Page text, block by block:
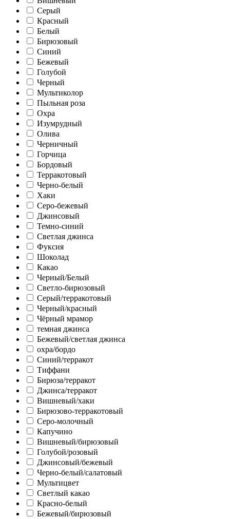
Серый
Красный
Белый
Бирюзовый
Синий
Бежевый
Голубой
Черный
Мультиколор
Пыльная роза
Охра
Изумрудный
Олива
Черничный
Горчица
Бордовый
Терракотовый
Черно-белый
Хаки
Серо-бежевый
Джинсовый
Темно-синий
Светлая джинса
Фуксия
Шоколад
Какао
Черный/Белый
Светло-бирюзовый
Серый/терракотовый
Черный/красный
Чёрный мрамор
темная джинса
Бежевый/светлая джинса
охра/бордо
Синий/терракот
Тиффани
Бирюза/терракот
Джинса/терракот
Вишневый/хаки
Бирюзово-терракотовый
Серо-молочный
Капучино
Вишневый/бирюзовый
Голубой/розовый
Джинсовый/бежевый
Черно-белый/салатовый
Мультицвет
Светлый какао
Красно-белый
Бежевый/бирюзовый